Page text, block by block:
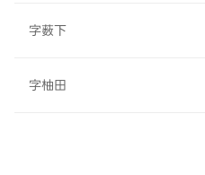
字薮下
字柚田